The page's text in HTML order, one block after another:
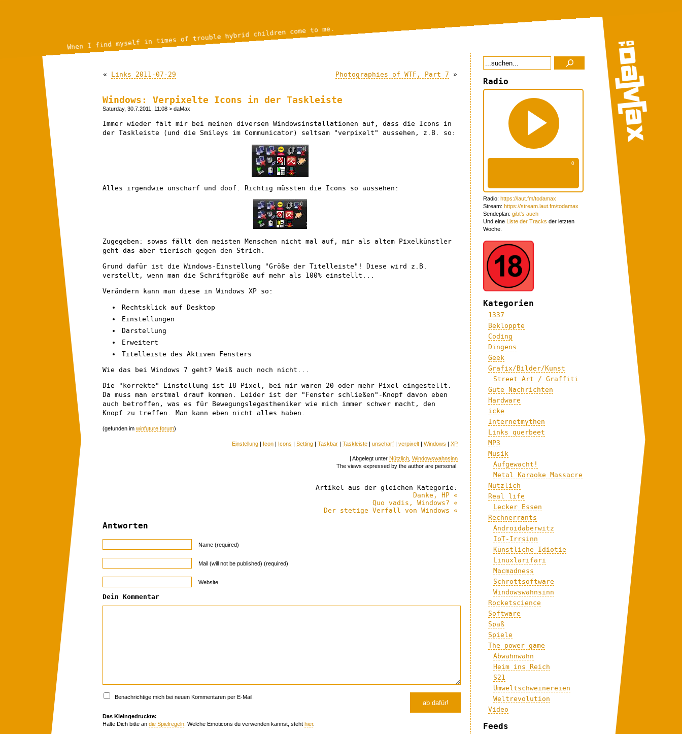
When I find myself in times of trouble hybrid children come to me.
« Links 2011-07-29 Photographies of WTF, Part 7 »
Windows: Verpixelte Icons in der Taskleiste
Saturday, 30.7.2011, 11:08 > daMax
Immer wieder fält mir bei meinen diversen Windowsinstallationen auf, dass die Icons in
der Taskleiste (und die Smileys im Communicator) seltsam "verpixelt" aussehen, z.B. so:
Alles irgendwie unscharf und doof. Richtig müssten die Icons so aussehen:
Zugegeben: sowas fällt den meisten Menschen nicht mal auf, mir als altem Pixelkünstler
geht das aber tierisch gegen den Strich.
Grund dafür ist die Windows-Einstellung "Größe der Titelleiste"! Diese wird z.B.
verstellt, wenn man die Schriftgröße auf mehr als 100% einstellt...
Verändern kann man diese in Windows XP so:
Rechtsklick auf Desktop
Einstellungen
Darstellung
Erweitert
Titelleiste des Aktiven Fensters
Wie das bei Windows 7 geht? Weiß auch noch nicht...
Die "korrekte" Einstellung ist 18 Pixel, bei mir waren 20 oder mehr Pixel eingestellt.
Da muss man erstmal drauf kommen. Leider ist der "Fenster schließen"-Knopf davon eben
auch betroffen, was es für Bewegungslegastheniker wie mich immer schwer macht, den
Knopf zu treffen. Man kann eben nicht alles haben.
(gefunden im winfuture forum)
Einstellung | Icon | Icons | Setting | Taskbar | Taskleiste | unscharf | verpixelt | Windows | XP
| Abgelegt unter Nützlich Windowswahnsinn
The views expressed by the author are personal.
Artikel aus der gleichen Kategorie:
Danke, HP «
Quo vadis, Windows? «
Der stetige Verfall von Windows «
Antworten
Name (required)
Mail (will not be published) (required)
Website
Dein Kommentar
Benachrichtige mich bei neuen Kommentaren per E-Mail.
Das Kleingedruckte:
Halte Dich bitte an die Spielregeln . Welche Emoticons du verwenden kannst, steht hier.
Radio
Radio: https://laut.fm/todamax
Stream: https://stream.laut.fm/todamax
Sendeplan: gibt's auch
Und eine Liste der Tracks der letzten
Woche.
Kategorien
1337
Bekloppte
Coding
Dingens
Geek
Grafix/Bilder/Kunst
Street Art / Graffiti
Gute Nachrichten
Hardware
icke
Internetmythen
Links querbeet
MP3
Musik
Aufgewacht!
Metal Karaoke Massacre
Nützlich
Real life
Lecker Essen
Rechnerrants
Androidaberwitz
IoT-Irrsinn
Künstliche Idiotie
Linuxlarifari
Macmadness
Schrottsoftware
Windowswahnsinn
Rocketscience
Software
Spaß
Spiele
The power game
Abwahnwahn
Heim ins Reich
S21
Umweltschweinereien
Weltrevolution
Video
Feeds